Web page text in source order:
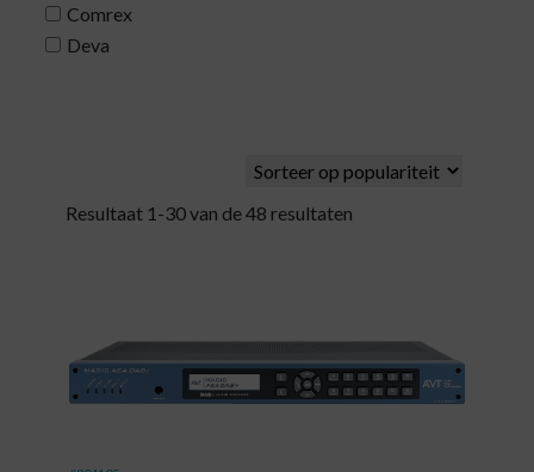
Comrex
Deva
Resultaat 1-30 van de 48 resultaten